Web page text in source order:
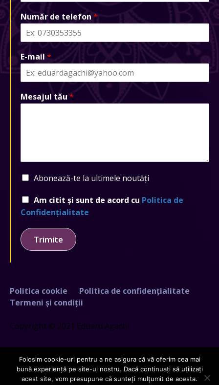
Număr de telefon *
E-mail *
Mesajul tău *
Abonează-te la ultimele noutăți
Am citit și sunt de acord cu Politica de
Confidențialitate
Trimite
Politica cookie
Politica de confidențialitate
Termeni și condiții
Copyright © 2021 Eduard Agachi
Creat deGDCloud.io
Folosim cookie-uri pentru a ne asigura că vă oferim cea mai
bună experiență pe site-ul nostru. Dacă continuați să utilizați
acest site, vom presupune că sunteți mulțumit de acesta.